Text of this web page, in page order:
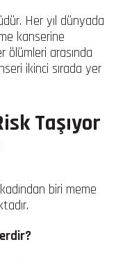
Her yıl dünyada
kanserine
ölümleri arasında
ikinci sırada yer
Taşıyor
biri meme